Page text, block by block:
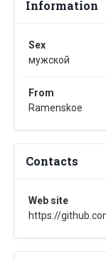
Information
Sex
мужской
From
Ramenskoe
Contacts
Web site
https://